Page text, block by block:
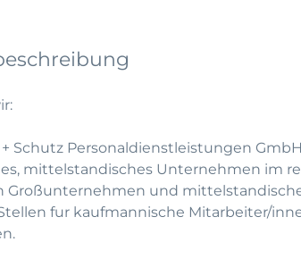
Schutz Personaldienstleistungen
mittelstandisches Unternehmen im
Großunternehmen und
fur kaufmannische Mitarbeiter/